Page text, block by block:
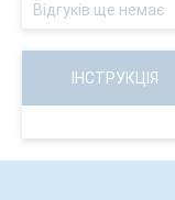
Відгуків ще немає
ІНСТРУКЦІЯ